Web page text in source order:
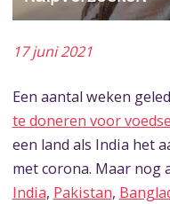
17 juni 2021
Een aantal weken
te doneren voor
een land als India het
met corona. Maar nog
India, Pakistan,